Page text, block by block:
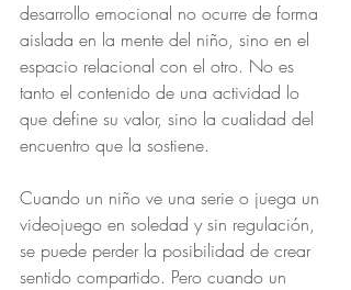
desarrollo emocional no ocurre de forma
aislada en la mente del niño, sino en el
espacio relacional con el otro. No es
tanto el contenido de una actividad lo
que define su valor, sino la cualidad del
encuentro que la sostiene.
Cuando un niño ve una serie o juega un
videojuego en soledad y sin regulación,
se puede perder la posibilidad de crear
sentido compartido. Pero cuando un